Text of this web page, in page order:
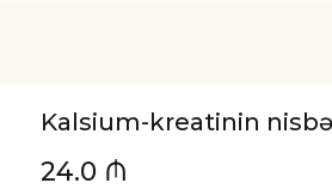
Kalsium-kreatinin
24.0 ₼